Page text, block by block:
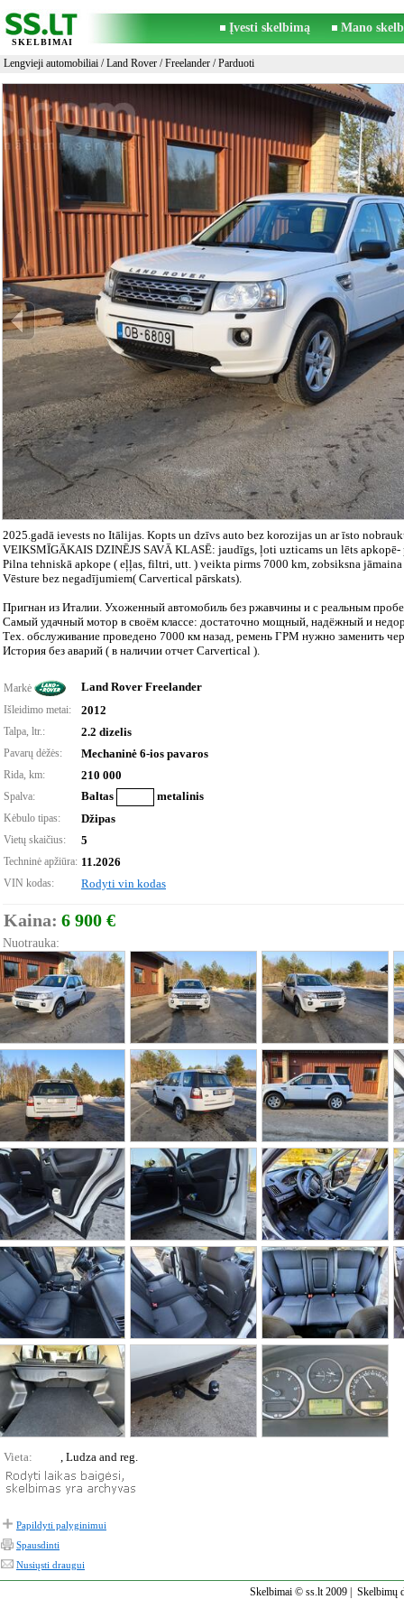
SKELBIMAI
Įvesti skelbimą Mano
Lengvieji automobiliai /Land Rover /Freelander / Parduoti
2025.gadā ievests no Itālijas. Kopts un dzīvs auto bez korozijas un ar īsto
VEIKSMĪGĀKAIS DZINĒJS SAVĀ KLASĒ: jaudīgs, ļoti uzticams un lēts
Pilna tehniskā apkope ( eļļas, filtri, utt. ) veikta pirms 7000 km, zobsiksna
Vēsture bez negadījumiem( Carvertical pārskats).
Пригнан из Италии. Ухоженный автомобиль без ржавчины и с реальным
Самый удачный мотор в своём классе: достаточно мощный, надёжный и
Тех. обслуживание проведено 7000 км назад, ремень ГРМ нужно заменить
История без аварий ( в наличии отчет Carvertical ).
Markė Land Rover Freelander
Išleidimo metai: 2012
Talpa, ltr.: 2.2 dizelis
Pavarų dėžės: Mechaninė 6-ios pavaros
Rida, km: 210 000
Spalva: Baltas metalinis
Kėbulo tipas: Džipas
Vietų skaičius: 5
Techninė apžiūra: 11.2026
VIN kodas: Rodyti vin kodas
Kaina: 6 900 €
Nuotrauka:
Vieta: , Ludza and reg.
Papildyti palyginimui
Spausdinti
Nusiųsti draugui
Skelbimai © ss.lt 2009 | Skelbimų